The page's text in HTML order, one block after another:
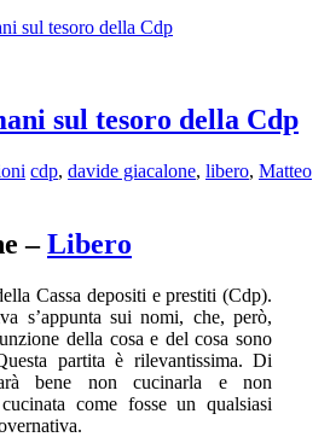
sul tesoro della Cdp
cdp, davide giacalone, libero, Matteo
–Libero
Cassa depositi e prestiti (Cdp).
s’appunta sui nomi, che, però,
della cosa e del cosa sono
partita è rilevantissima. Di
bene non cucinarla e non
come fosse un qualsiasi